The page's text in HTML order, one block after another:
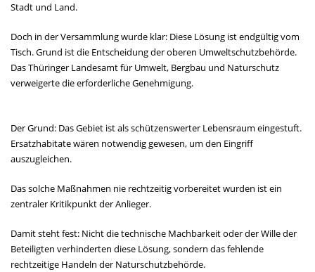
Stadt und Land.
Doch in der Versammlung wurde klar: Diese Lösung ist endgültig vom
Tisch. Grund ist die Entscheidung der oberen Umweltschutzbehörde.
Das Thüringer Landesamt für Umwelt, Bergbau und Naturschutz
verweigerte die erforderliche Genehmigung.
Der Grund: Das Gebiet ist als schützenswerter Lebensraum eingestuft.
Ersatzhabitate wären notwendig gewesen, um den Eingriff
auszugleichen.
Das solche Maßnahmen nie rechtzeitig vorbereitet wurden ist ein
zentraler Kritikpunkt der Anlieger.
Damit steht fest: Nicht die technische Machbarkeit oder der Wille der
Beteiligten verhinderten diese Lösung, sondern das fehlende
rechtzeitige Handeln der Naturschutzbehörde.